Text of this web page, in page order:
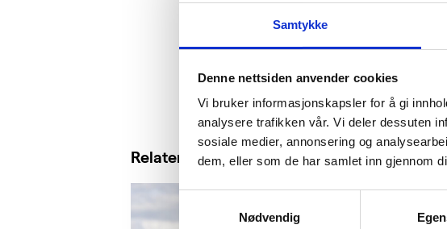
Samtykke
Denne nettsiden anvender cookies
Vi bruker informasjonskapsler for å gi
analysere trafikken vår. Vi deler dessuten
sosiale medier, annonsering og
dem, eller som de har samlet inn gjennom
Nødvendig
Relaterte saker